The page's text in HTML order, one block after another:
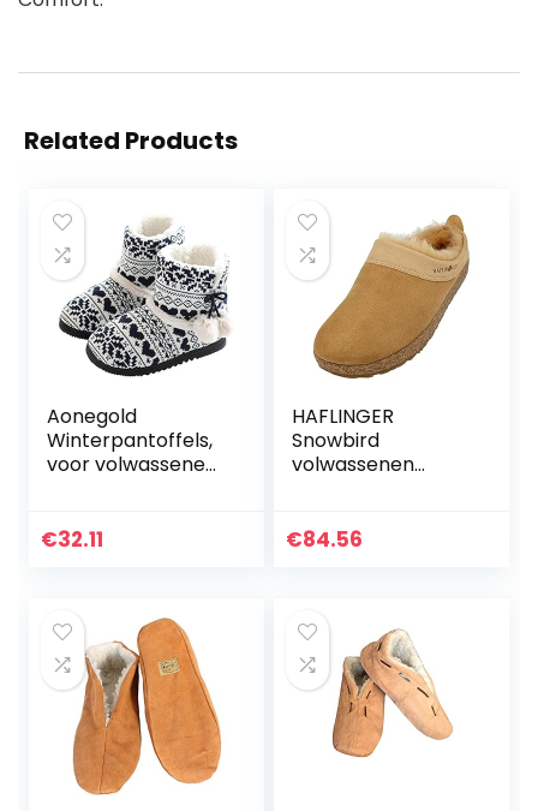
Related Products
Aonegold
Winterpantoffels,
voor volwassenen,
€32.11
HAFLINGER
Snowbird
volwassenen
€84.56